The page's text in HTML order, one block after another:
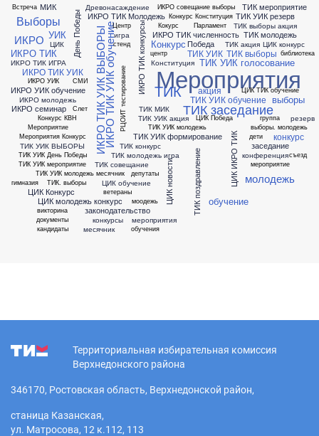
Встреча
Выборы День Победы
Древонасаждение
ИКРО
ИКРО ТИК
ИКРО ТИК ИГРА
ИКРО ТИК Молодежь
ИКРО ТИК УИК ИКРО ТИК УИК ВЫБОРЫИКРО ТИК УИК обучение ИКРО ТИК конкурсы ИКРО ТИК численность
ИКРО УИК
ИКРО УИК обучение
ИКРО молодежь
ИКРО семинар
ИКРО совещание выборы
Кокурс
Конкурс
Конкурс КВН
Конкурс Конституция
Конституция
МИК
Мероприятие
Мероприятия
Мероприятия Конкурс
Парламент
Победа
РЦОИТ тестирование
СМИ
Слет
ТИК
ТИК МИК
ТИК УИК
ТИК УИК ВЫБОРЫ
ТИК УИК День Победы
ТИК УИК акция
ТИК УИК голосование
ТИК УИК мероприятие
ТИК УИК молодежь
ТИК УИК молодежь месячник
ТИК УИК обучение
ТИК УИК резерв
ТИК УИК формирование
ТИК акция
ТИК выборы
ТИК выборы акция
ТИК заседание
ТИК конкурс
ТИК мероприятие
ТИК молодежь
ТИК молодежь игра ТИК поздравление
ТИК совещание
ТИК. выборы
УИК
ЦИК
ЦИК Конкурс
ЦИК ИКРО ТИК
ЦИК Победа
ЦИК ТИК обучение
ЦИК конкурс
ЦИК молодежь конкурс ЦИК новости
ЦИК обучение
Центр
акция
библиотека
ветераны
викторина
выборы
выборы. молодежь
гимназия
группа
депутаты
дети
документы
законодательство
заседание
игра
кандидаты
конкурс
конкурсы
конференция
мероприятие
мероприятия
месячник
молодежь
моодежь обучение
обучения
резерв
стенд
съезд
центр
Территориальная избирательная комиссия
Верхнедонского района
346170, Ростовская область, Верхнедонской район,
станица Казанская,
ул. Матросова, 12 к.112, 113